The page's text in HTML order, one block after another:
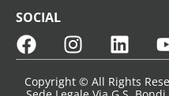
SOCIAL
Copyright © All Rights